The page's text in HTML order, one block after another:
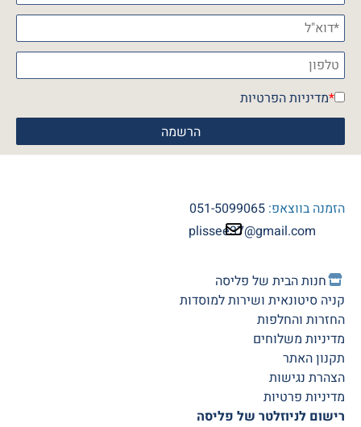
*מדיניות הפרטיות
הזמנה בווצאפ: 051-5099065
plissee37@gmail.com
חנות הבית של פליסה
קניה סיטונאית ושירות למוסדות
החזרות והחלפות
מדיניות משלוחים
תקנון האתר
הצהרת נגישות
מדיניות פרטיות
רישום לניוזלטר של פליסה